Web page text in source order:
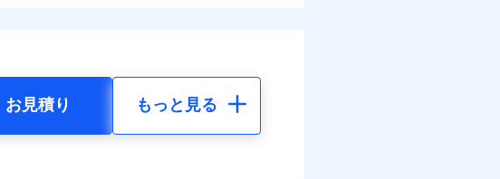
お見積り もっと見る